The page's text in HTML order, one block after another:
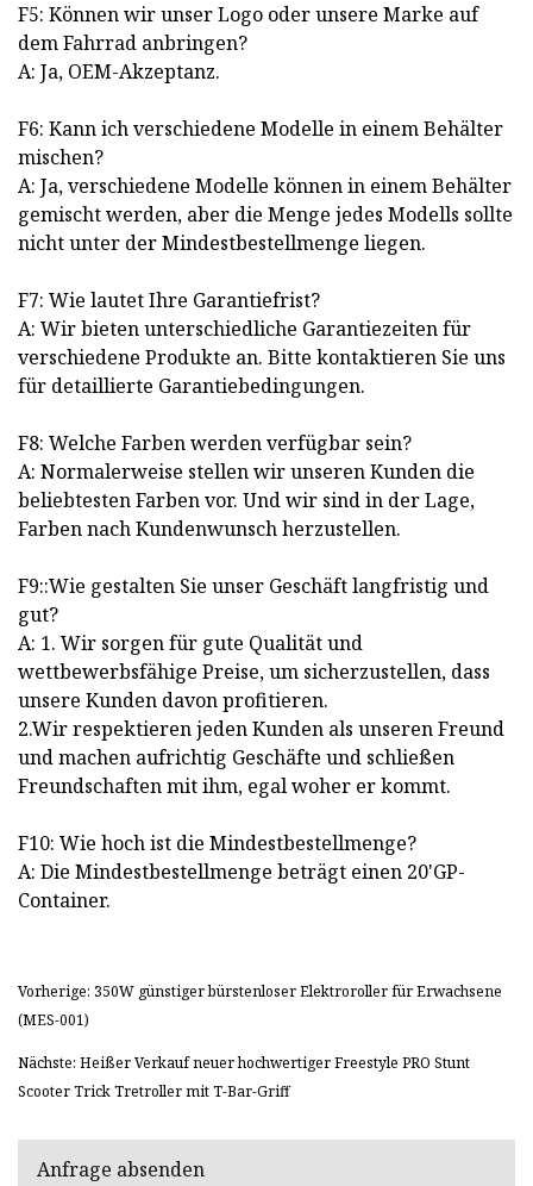
F5: Können wir unser Logo oder unsere Marke auf
dem Fahrrad anbringen?
A: Ja, OEM-Akzeptanz.
F6: Kann ich verschiedene Modelle in einem Behälter
mischen?
A: Ja, verschiedene Modelle können in einem Behälter
gemischt werden, aber die Menge jedes Modells sollte
nicht unter der Mindestbestellmenge liegen.
F7: Wie lautet Ihre Garantiefrist?
A: Wir bieten unterschiedliche Garantiezeiten für
verschiedene Produkte an. Bitte kontaktieren Sie uns
für detaillierte Garantiebedingungen.
F8: Welche Farben werden verfügbar sein?
A: Normalerweise stellen wir unseren Kunden die
beliebtesten Farben vor. Und wir sind in der Lage,
Farben nach Kundenwunsch herzustellen.
F9::Wie gestalten Sie unser Geschäft langfristig und
gut?
A: 1. Wir sorgen für gute Qualität und
wettbewerbsfähige Preise, um sicherzustellen, dass
unsere Kunden davon profitieren.
2.Wir respektieren jeden Kunden als unseren Freund
und machen aufrichtig Geschäfte und schließen
Freundschaften mit ihm, egal woher er kommt.
F10: Wie hoch ist die Mindestbestellmenge?
A: Die Mindestbestellmenge beträgt einen 20'GP-
Container.
Vorherige: 350W günstiger bürstenloser Elektroroller für Erwachsene
(MES-001)
Nächste: Heißer Verkauf neuer hochwertiger Freestyle PRO Stunt
Scooter Trick Tretroller mit T-Bar-Griff
Anfrage absenden